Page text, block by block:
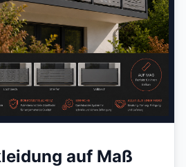
auf Maß